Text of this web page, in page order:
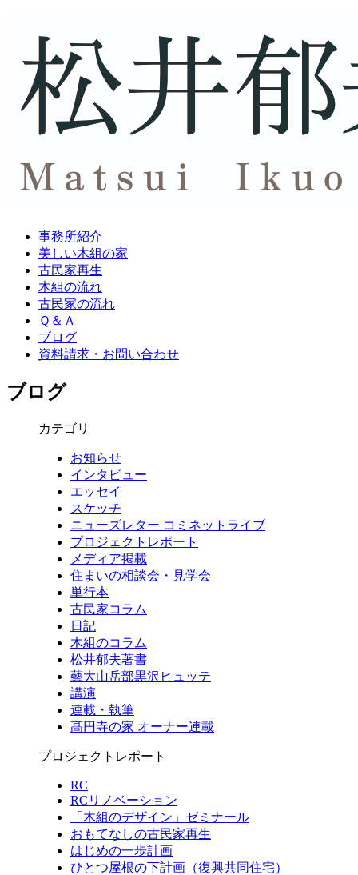
事務所紹介
美しい木組の家
古民家再生
木組の流れ
古民家の流れ
Ｑ＆Ａ
ブログ
資料請求・ お問い合わせ
ブログ
カテゴリ
お知らせ
インタビュー
エッセイ
スケッチ
ニューズレター コミネットライブ
プロジェクトレポート
メディア掲載
住まいの相談会・見学会
単行本
古民家コラム
日記
木組のコラム
松井郁夫著書
藝大山岳部黒沢ヒュッテ
講演
連載・執筆
髙円寺の家 オーナー連載
プロジェクトレポート
RC
RCリノベーション
「木組のデザイン」ゼミナール
おもてなしの古民家再生
はじめの一歩計画
ひとつ屋根の下計画（復興共同住宅）